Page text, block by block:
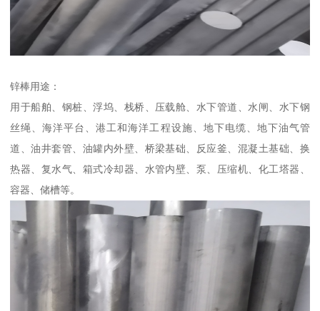
锌棒用途：
用于船舶、钢桩、浮坞、栈桥、压载舱、水下管道、水闸、水下钢
丝绳、海洋平台、港工和海洋工程设施、地下电缆、地下油气管
道、油井套管、油罐内外壁、桥梁基础、反应釜、混凝土基础、换
热器、复水气、箱式冷却器、水管内壁、泵、压缩机、化工塔器、
容器、储槽等。